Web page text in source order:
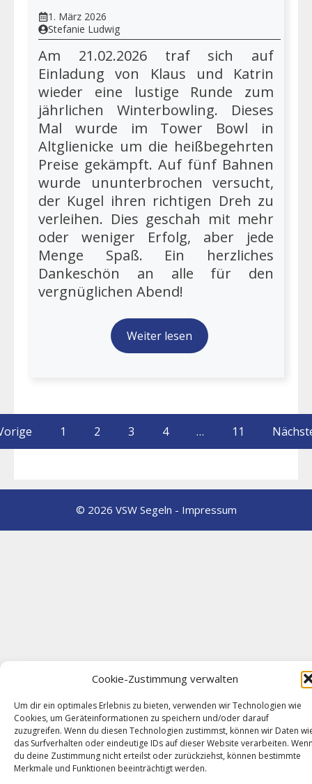
Cookie-Zustimmung verwalten
Um dir ein optimales Erlebnis zu bieten, verwenden wir Technologien wie
Cookies, um Geräteinformationen zu speichern und/oder darauf
zuzugreifen. Wenn du diesen Technologien zustimmst, können wir Daten
das Surfverhalten oder eindeutige IDs auf dieser Website verarbeiten.
du deine Zustimmung nicht erteilst oder zurückziehst, können bestimmte
Merkmale und Funktionen beeinträchtigt werden.
1. März 2026
Stefanie Ludwig
Am 21.02.2026 traf sich auf
Einladung von Klaus und Katrin
wieder eine lustige Runde zum
jährlichen Winterbowling. Dieses
Mal wurde im Tower Bowl in
Altglienicke um die heißbegehrten
Preise gekämpft. Auf fünf Bahnen
wurde ununterbrochen versucht,
der Kugel ihren richtigen Dreh zu
verleihen. Dies geschah mit mehr
oder weniger Erfolg, aber jede
Menge Spaß. Ein herzliches
Dankeschön an alle für den
vergnüglichen Abend!
Weiter lesen
1 2 3 4 … 11
© 2026 VSW Segeln - Impressum